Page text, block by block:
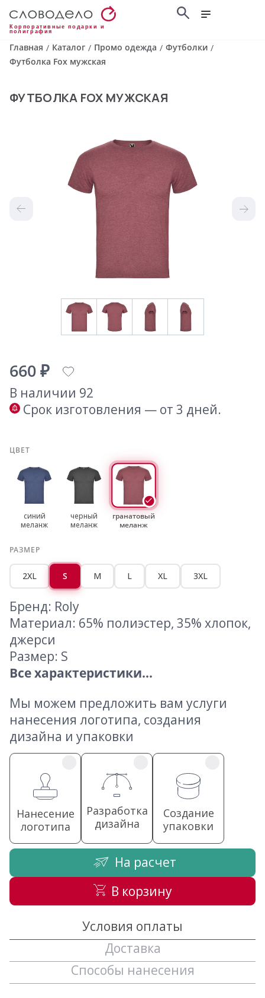
Корпоративные подарки и
полиграфия
Главная / Каталог / Промо одежда / Футболки /
Футболка Fox мужская
ФУТБОЛКА FOX МУЖСКАЯ
660 ₽
В наличии 92
Срок изготовления — от 3 дней.
ЦВЕТ
синий
меланж
черный
меланж
гранатовый
меланж
РАЗМЕР
2XL S M L XL 3XL
Бренд: Roly
Материал: 65% полиэстер, 35% хлопок,
джерси
Размер: S
Все характеристики...
Мы можем предложить вам услуги
нанесения логотипа, создания
дизайна и упаковки
Нанесение
логотипа
Разработка
дизайна
Создание
упаковки
На расчет
В корзину
Условия оплаты
Доставка
Способы нанесения